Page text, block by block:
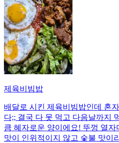
제육비빔밥
배달로 시킨 제육비빔밥인데 혼
다;; 결국 다 못 먹고 다음날까지
큼 혜자로운 양이에요! 뚜껑 열자
맛이 인위적이지 않고 숯불 맛이